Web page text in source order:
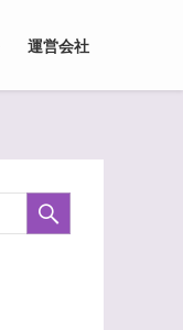
運営会社